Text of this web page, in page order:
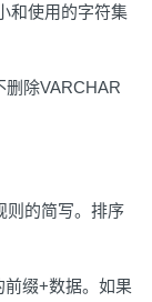
和使用的字符集
删除VARCHAR
则的简写。排序
缀+数据。如果